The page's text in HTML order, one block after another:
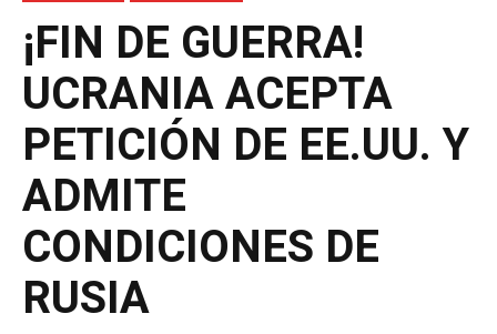
¡FIN DE GUERRA!
UCRANIA ACEPTA
PETICIÓN DE EE.UU. Y
ADMITE
CONDICIONES DE
RUSIA